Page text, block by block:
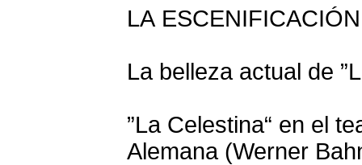
LA
La belleza actual de
”La Celestina“ en el
Alemana (Werner